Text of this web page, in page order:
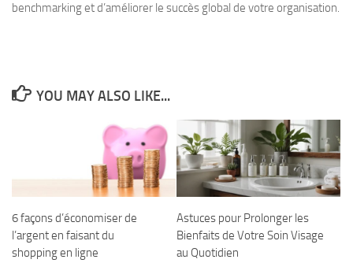
benchmarking et d’améliorer le succès global de votre organisation.
YOU MAY ALSO LIKE...
6 façons d’économiser de
l’argent en faisant du
shopping en ligne
Astuces pour Prolonger les
Bienfaits de Votre Soin Visage
au Quotidien